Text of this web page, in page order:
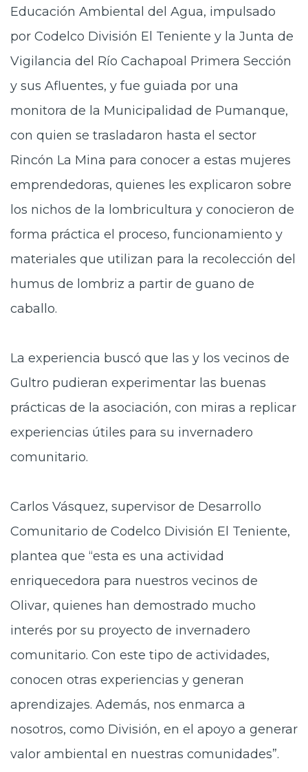
Educación Ambiental del Agua, impulsado
por Codelco División El Teniente y la Junta de
Vigilancia del Río Cachapoal Primera Sección
y sus Afluentes, y fue guiada por una
monitora de la Municipalidad de Pumanque,
con quien se trasladaron hasta el sector
Rincón La Mina para conocer a estas mujeres
emprendedoras, quienes les explicaron sobre
los nichos de la lombricultura y conocieron de
forma práctica el proceso, funcionamiento y
materiales que utilizan para la recolección del
humus de lombriz a partir de guano de
caballo.
La experiencia buscó que las y los vecinos de
Gultro pudieran experimentar las buenas
prácticas de la asociación, con miras a replicar
experiencias útiles para su invernadero
comunitario.
Carlos Vásquez, supervisor de Desarrollo
Comunitario de Codelco División El Teniente,
plantea que “esta es una actividad
enriquecedora para nuestros vecinos de
Olivar, quienes han demostrado mucho
interés por su proyecto de invernadero
comunitario. Con este tipo de actividades,
conocen otras experiencias y generan
aprendizajes. Además, nos enmarca a
nosotros, como División, en el apoyo a generar
valor ambiental en nuestras comunidades”.